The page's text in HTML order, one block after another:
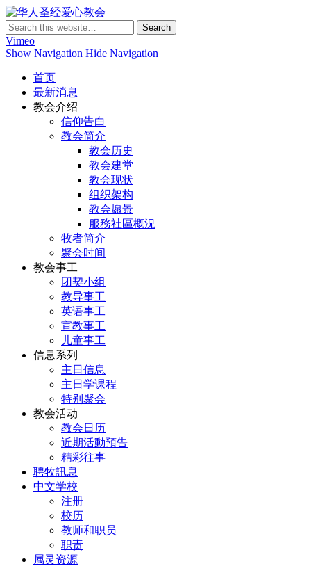
Vimeo
Show Navigation Hide Navigation
首页
最新消息
教会介绍
信仰告白
教会简介
教会历史
教会建堂
教会现状
组织架构
教会愿景
服務社區概況
牧者简介
聚会时间
教会事工
团契小组
教导事工
英语事工
宣教事工
儿童事工
信息系列
主日信息
主日学课程
特别聚会
教会活动
教会日历
近期活動預告
精彩往事
聘牧訊息
中文学校
注册
校历
教师和职员
职责
属灵资源